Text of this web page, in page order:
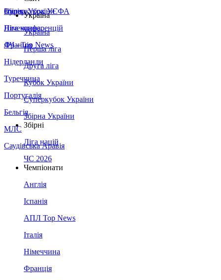
Збірна України
Італія
Німеччина
Франція
Нідерланди
Туреччина
Португалія
Бельгія
МЛС
Саудівська Аравія
Суперкубок УЄФА
Ліга конференцій
ЛЧ - Top News
Україна
Україна
Перша ліга
Друга ліга
Кубок України
Суперкубок України
Збірна України
Збірні
Ліга націй
ЧС 2026
Чемпіонати
Англія
Іспанія
АПЛ Top News
Італія
Німеччина
Франція